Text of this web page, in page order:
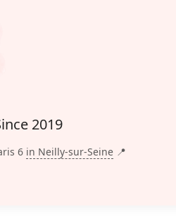
2019
6 in Neilly-sur-Seine 📍